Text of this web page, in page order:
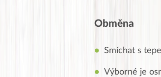
Obměna
Smíchat s
Výborné je